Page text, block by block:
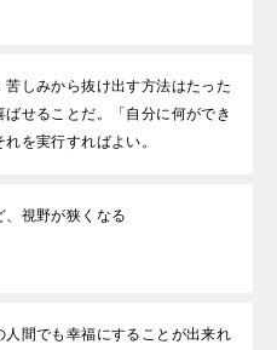
苦しみから抜け出す方法はたった
ばせることだ。「自分に何ができ
を実行すればよい。
、視野が狭くなる
人間でも幸福にすることが出来れ